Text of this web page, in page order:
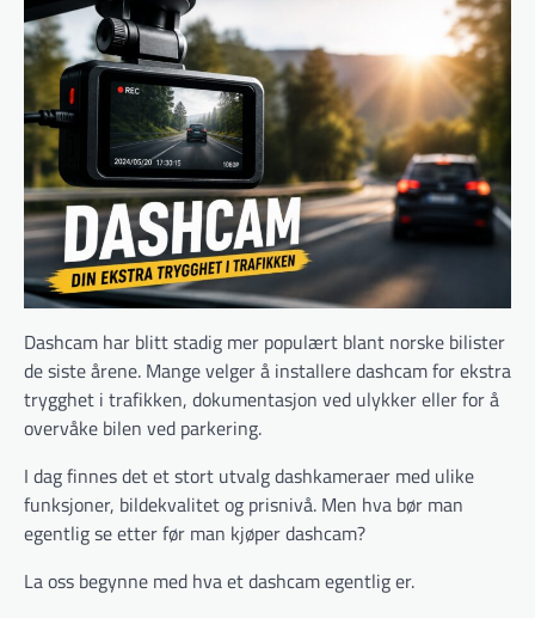
Dashcam har blitt stadig mer populært blant norske bilister
de siste årene. Mange velger å installere dashcam for ekstra
trygghet i trafikken, dokumentasjon ved ulykker eller for å
overvåke bilen ved parkering.
I dag finnes det et stort utvalg dashkameraer med ulike
funksjoner, bildekvalitet og prisnivå. Men hva bør man
egentlig se etter før man kjøper dashcam?
La oss begynne med hva et dashcam egentlig er.